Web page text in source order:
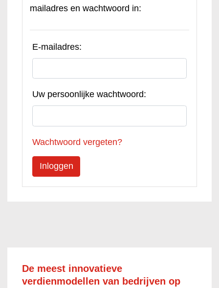
mailadres en wachtwoord in:
E-mailadres:
Uw persoonlijke wachtwoord:
Wachtwoord vergeten?
De meest innovatieve
verdienmodellen van bedrijven op